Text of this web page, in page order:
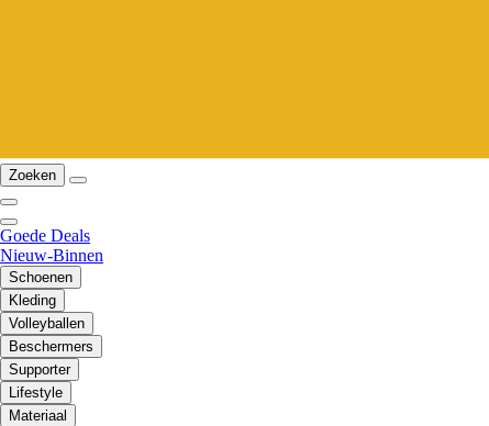
Zoeken
Goede Deals
Nieuw-Binnen
Schoenen
Kleding
Volleyballen
Beschermers
Supporter
Lifestyle
Materiaal